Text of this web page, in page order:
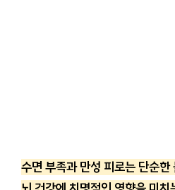
수면 부족과 만성 피로는 단순